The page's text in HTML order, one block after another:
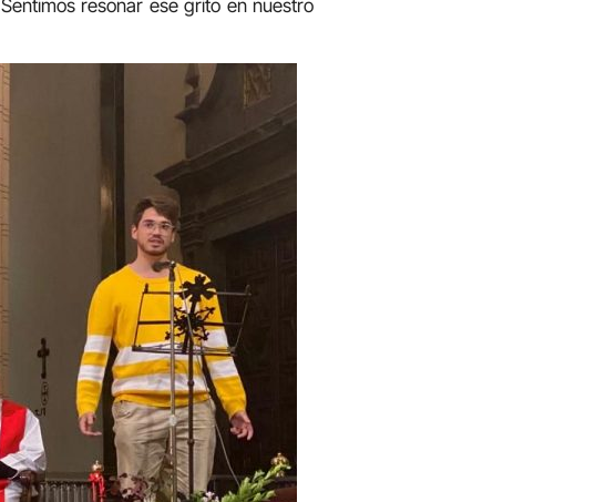
Sentimos resonar ese grito en nuestro